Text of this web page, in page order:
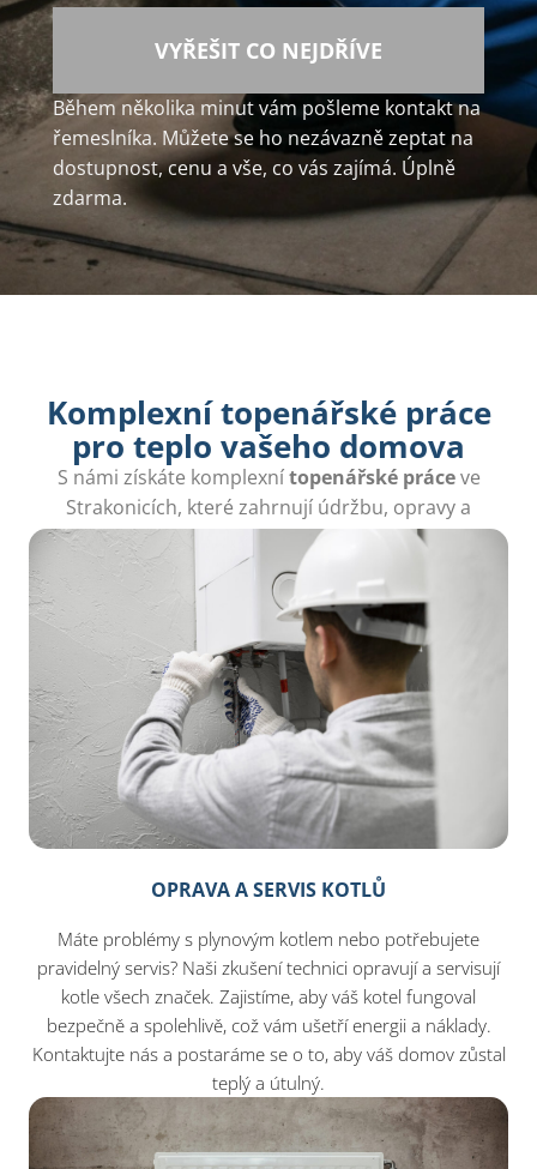
VYŘEŠIT CO NEJDŘÍVE
Během několika minut vám pošleme kontakt na
řemeslníka. Můžete se ho nezávazně zeptat na
dostupnost, cenu a vše, co vás zajímá. Úplně
zdarma.
Komplexní topenářské práce
pro teplo vašeho domova
S námi získáte komplexnítopenářské práceve
Strakonicích, které zahrnují údržbu, opravy a
profesionální instalace pro váš teplý domov.
OPRAVA A SERVIS KOTLŮ
Máte problémy s plynovým kotlem nebo potřebujete
pravidelný servis? Naši zkušení technici opravují a servisují
kotle všech značek. Zajistíme, aby váš kotel fungoval
bezpečně a spolehlivě, což vám ušetří energii a náklady.
Kontaktujte nás a postaráme se o to, aby váš domov zůstal
teplý a útulný.